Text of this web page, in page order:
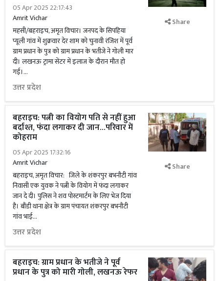
05 Apr 2025 22:17:43
Amrit Vichar
महसी/बहराइच, अमृत विचार। जनपद के सिपहिया
प्यूली गांव में शुक्रवार देर शाम को चुनावी रंजिश में पूर्व
ग्राम प्रधान के पुत्र को ग्राम प्रधान के भतीजे ने गोली मार
दी। लखनऊ ट्रामा सेंटर में इलाज के दौरान मौत हो
गई।...
उत्तर प्रदेश
Share
बहराइच: पत्नी का वियोग पति से नहीं हुआ
बर्दाश्त, फंदा लगाकर दी जान...परिवार में
कोहराम
05 Apr 2025 17:32:16
Amrit Vichar
बहराइच, अमृत विचार: जिले के शंकरपुर बभनौटी गांव
निवासी एक युवक ने पत्नी के वियोग में फंदा लगाकर
जान दे दी। पुलिस ने शव पोस्टमार्टम के लिए भेज दिया
है। बौंडी थाना क्षेत्र के ग्राम पंचायत शंकरपुर बभनौटी
गांव भाई...
उत्तर प्रदेश
Share
बहराइच: ग्राम प्रधान के भतीजे ने पूर्व
प्रधान के पुत्र को मारी गोली, लखनऊ रेफर